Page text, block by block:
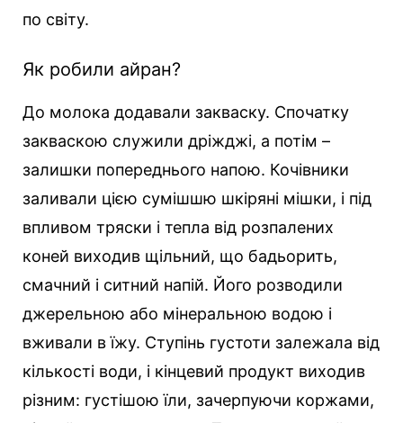
по світу.
Як робили айран?
До молока додавали закваску. Спочатку
закваскою служили дріжджі, а потім –
залишки попереднього напою. Кочівники
заливали цією сумішшю шкіряні мішки, і під
впливом тряски і тепла від розпалених
коней виходив щільний, що бадьорить,
смачний і ситний напій. Його розводили
джерельною або мінеральною водою і
вживали в їжу. Ступінь густоти залежала від
кількості води, і кінцевий продукт виходив
різним: густішою їли, зачерпуючи коржами,